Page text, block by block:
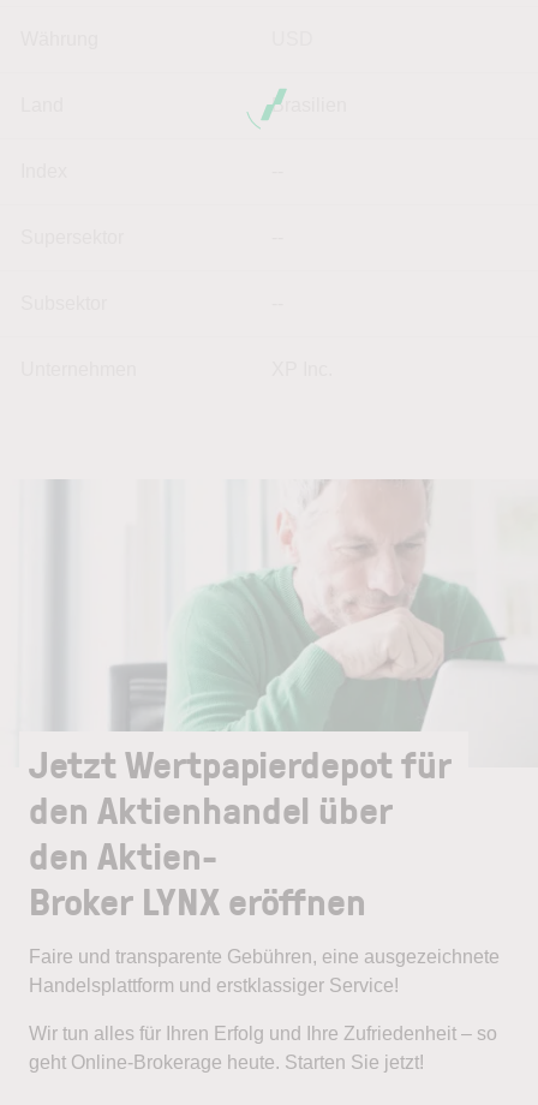
Brasilien
Jetzt Wertpapierdepot für
den Aktienhandel über
den Aktien-
Broker LYNX eröffnen
Faire und transparente Gebühren, eine ausgezeichnete
Handelsplattform und erstklassiger Service!
Wir tun alles für Ihren Erfolg und Ihre Zufriedenheit – so
geht Online-Brokerage heute. Starten Sie jetzt!